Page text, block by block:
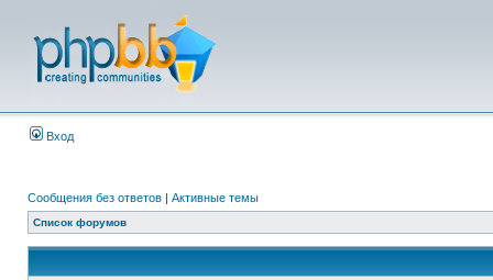
Вход
Сообщения без ответов | Активные темы
Список форумов